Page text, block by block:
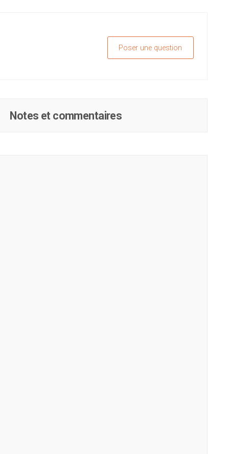
Poser une question
Notes et commentaires